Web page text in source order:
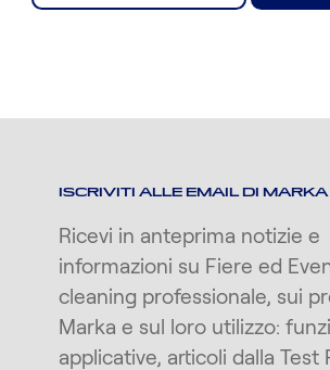
ISCRIVITI ALLE EMAIL DI MARKA
Ricevi in anteprima notizie e
informazioni su Fiere ed
cleaning professionale, sui
Marka e sul loro utilizzo:
applicative, articoli dalla Test